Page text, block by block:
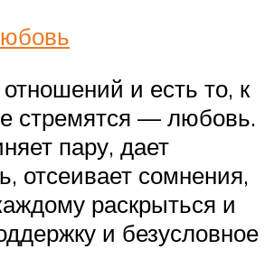
отношений и есть то, к
стремятся — любовь.
пару, дает
отсеивает сомнения,
раскрыться и
и безусловное